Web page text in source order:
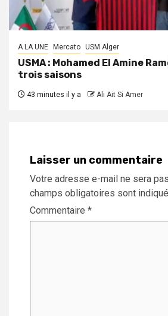
A LA UNE Mercato USM Alger
USMA : Mohamed El Amine
trois saisons
43 minutes il y a Ali Ait Si Amer
Laisser un commentaire
Votre adresse e-mail ne sera
champs obligatoires sont
Commentaire *